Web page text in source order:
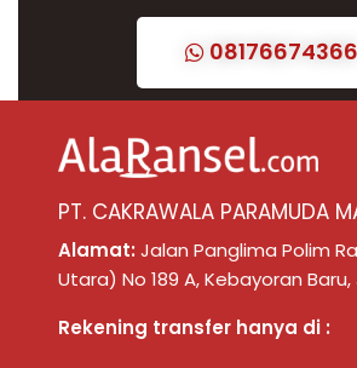
08176674366
PT. CAKRAWALA PARAMUDA
Alamat: Jalan Panglima Polim
Utara) No 189 A, Kebayoran
Rekening transfer hanya di :